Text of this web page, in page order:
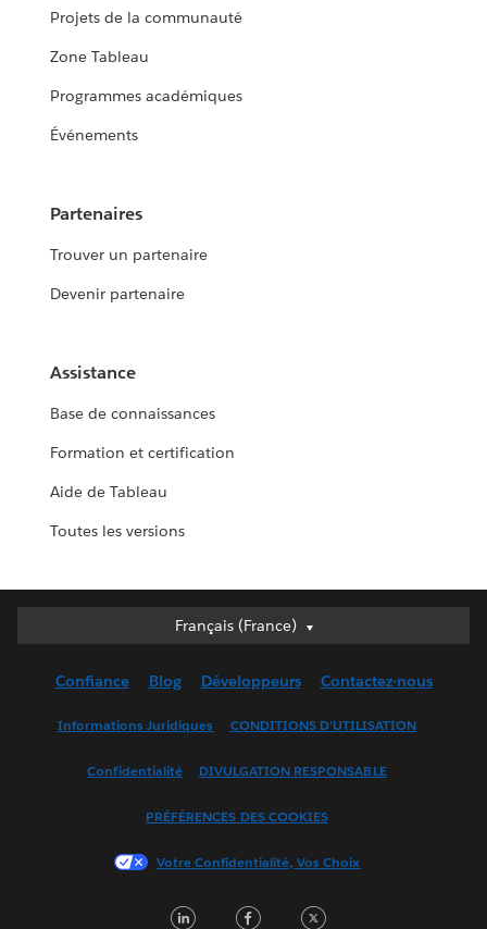
Projets de la communauté
Zone Tableau
Programmes académiques
Événements
Partenaires
Trouver un partenaire
Devenir partenaire
Assistance
Base de connaissances
Formation et certification
Aide de Tableau
Toutes les versions
Français (France)
Français (France)
English (UK)
Français (Canada)
한국어
Confiance Blog Développeurs Contactez-nous
Informations Juridiques CONDITIONS D'UTILISATION
Confidentialité DIVULGATION RESPONSABLE
PRÉFÉRENCES DES COOKIES
Votre Confidentialité, Vos Choix
LinkedInFacebook